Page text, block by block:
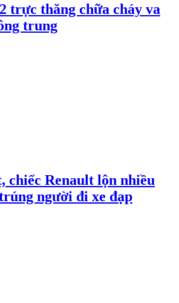
trực thăng chữa cháy va
trung
chiếc Renault lộn nhiều
người đi xe đạp